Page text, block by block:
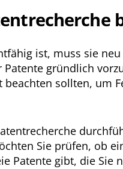
ist, muss sie
gründlich
sollten, um
Sie prüfen, ob
Patente gibt, die Sie